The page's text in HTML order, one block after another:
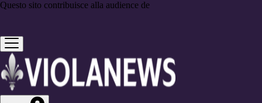
Questo sito contribuisce alla audience de